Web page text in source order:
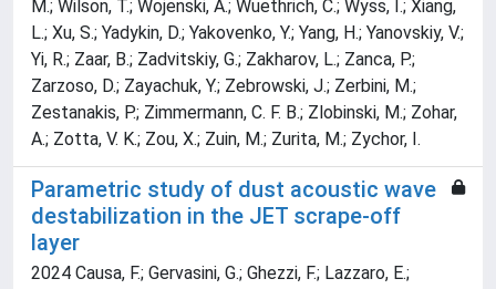
Parametric study of dust acoustic wave
destabilization in the JET scrape-off
layer
2024 Causa, F.; Gervasini, G.; Ghezzi, F.; Lazzaro, E.;